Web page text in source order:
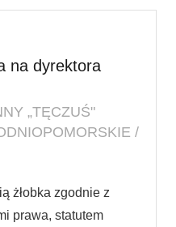
na dyrektora
„TĘCZUŚ"
/
żłobka zgodnie z
prawa, statutem